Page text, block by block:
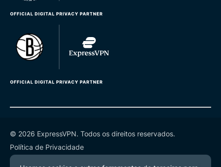
© 2026 ExpressVPN. Todos os direitos reservados.
Política de Privacidade
Termos de Serviço